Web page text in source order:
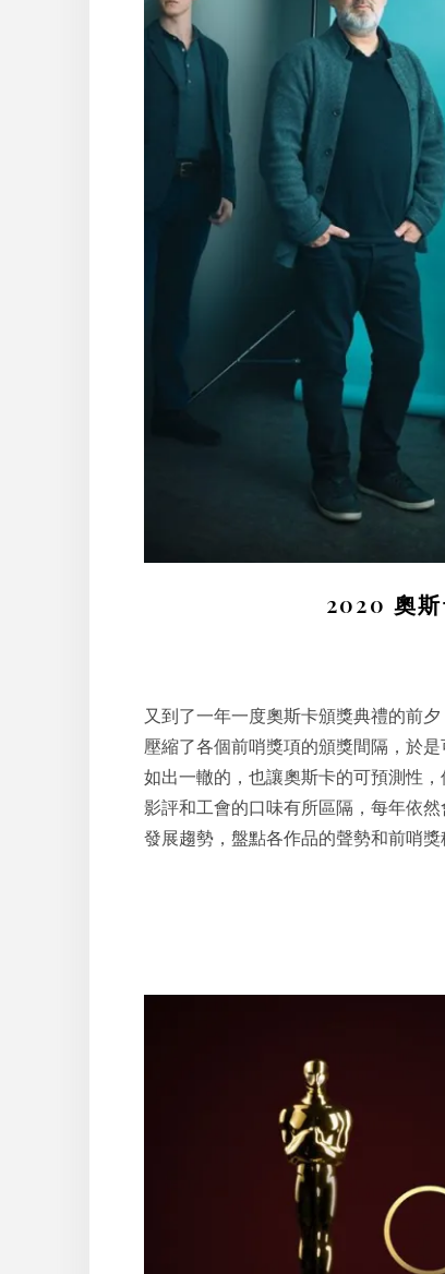
2020 奧
又到了一年一度奧斯卡頒獎典禮的前
壓縮了各個前哨獎項的頒獎間隔，於
如出一轍的，也讓奧斯卡的可預測性
影評和工會的口味有所區隔，每年依
發展趨勢，盤點各作品的聲勢和前哨